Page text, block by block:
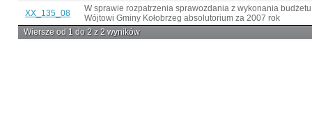
XX_135_08
W sprawie rozpatrzenia sprawozdania z wykonania
Wójtowi Gminy Kołobrzeg absolutorium za 2007 rok
Wiersze od 1 do 2 z 2 wyników